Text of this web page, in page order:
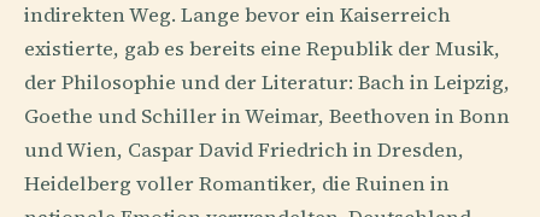
indirekten Weg. Lange bevor ein Kaiserreich
existierte, gab es bereits eine Republik der Musik,
der Philosophie und der Literatur: Bach in Leipzig,
Goethe und Schiller in Weimar, Beethoven in Bonn
und Wien, Caspar David Friedrich in Dresden,
Heidelberg voller Romantiker, die Ruinen in